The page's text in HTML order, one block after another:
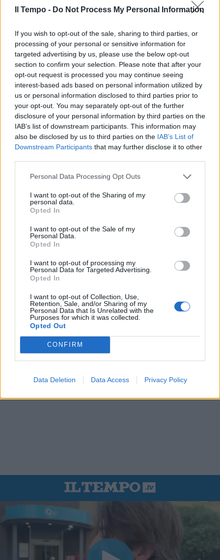
Il Tempo - Do Not Process My Personal Information
If you wish to opt-out of the sale, sharing to third parties, or
processing of your personal or sensitive information for
targeted advertising by us, please use the below opt-out
section to confirm your selection. Please note that after your
opt-out request is processed you may continue seeing
interest-based ads based on personal information utilized by
us or personal information disclosed to third parties prior to
your opt-out. You may separately opt-out of the further
disclosure of your personal information by third parties on the
IAB’s list of downstream participants. This information may
also be disclosed by us to third parties on the IAB’s List of
Downstream Participants that may further disclose it to other
Personal Data Processing Opt Outs
I want to opt-out of the Sharing of my
personal data.
Opted In
I want to opt-out of the Sale of my
Personal Data.
Opted In
I want to opt-out of processing my
Personal Data for Targeted Advertising.
Opted In
I want to opt-out of Collection, Use,
Retention, Sale, and/or Sharing of my
Personal Data that Is Unrelated with the
Purposes for which it was collected.
Opted Out
CONFIRM
Data Deletion Data Access Privacy Policy
In evidenza